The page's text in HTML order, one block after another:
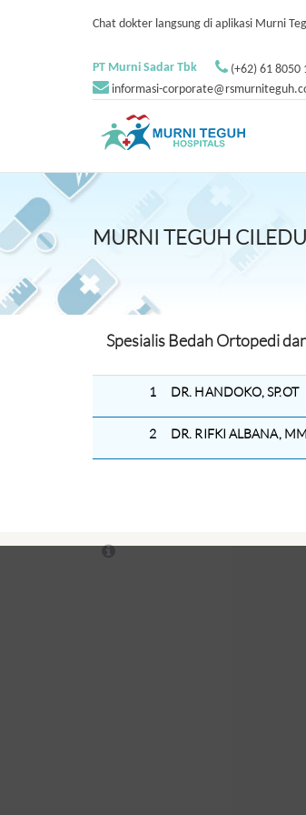
Chat dokter langsung di aplikasi Murni
PT Murni Sadar Tbk (+62) 61
informasi-
MURNI TEGUH
Spesialis Bedah Ortopedi
1 DR. HANDOKO, SP.OT
2 DR. RIFKI ALBANA,